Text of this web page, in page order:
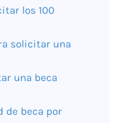
los 100
solicitar una
una beca
de beca por